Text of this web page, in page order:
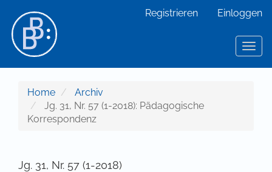
Hauptinhalt
Sidebar
Registrieren Einloggen
Home
Archiv
Jg. 31, Nr. 57 (1-2018): Pädagogische
Korrespondenz
Jg. 31, Nr. 57 (1-2018)